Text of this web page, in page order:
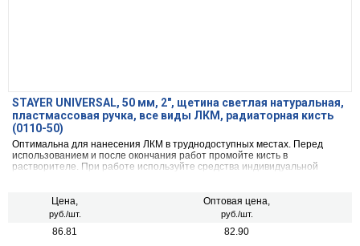
STAYER UNIVERSAL, 50 мм, 2″, щетина светлая натуральная,
пластмассовая ручка, все виды ЛКМ, радиаторная кисть
(0110-50)
Оптимальна для нанесения ЛКМ в труднодоступных местах. Перед
использованием и после окончания работ промойте кисть в
растворителе. При работе используйте средства индивидуальной
Цена,
руб./шт.
Оптовая цена,
руб./шт.
86.81 82.90